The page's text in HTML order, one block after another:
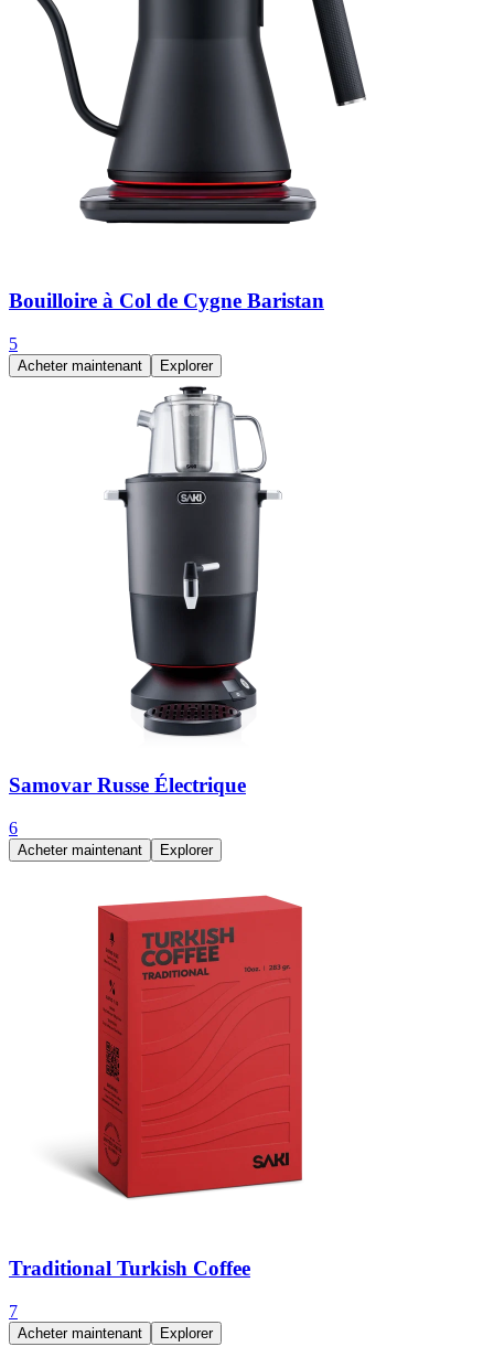
Bouilloire à Col de Cygne Baristan
5
Acheter maintenant Explorer
Samovar Russe Électrique
6
Acheter maintenant Explorer
Traditional Turkish Coffee
7
Acheter maintenant Explorer